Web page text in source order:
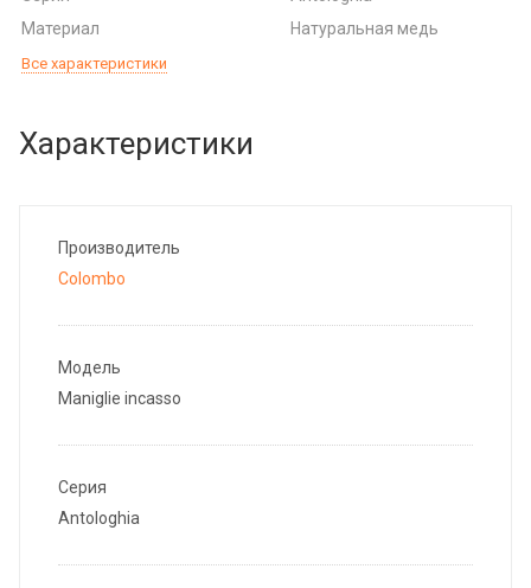
Материал
Натуральная медь
Все характеристики
Характеристики
Производитель
Colombo
Модель
Maniglie incasso
Серия
Antologhia